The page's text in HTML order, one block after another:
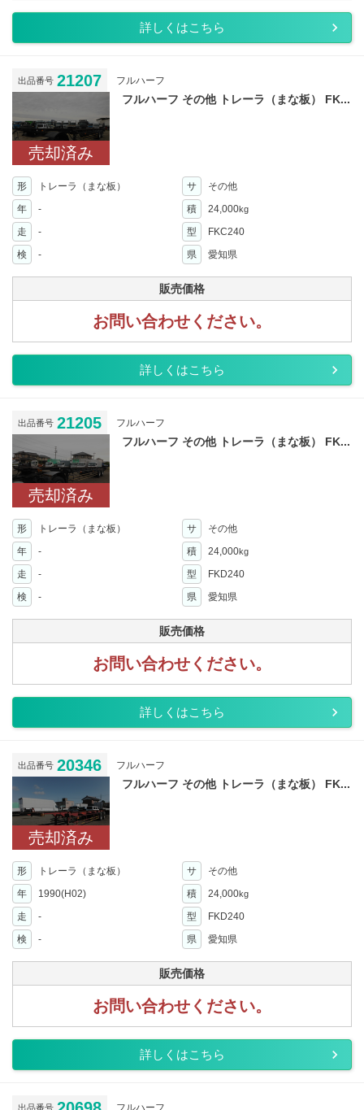
詳しくはこちら
出品番号 21207 フルハーフ
売却済み
フルハーフ その他 トレーラ（まな板） FK...
形 トレーラ（まな板） サ
その他
年
- 積 24,000kg
走 - 型
FKC240
検
- 県 愛知県
販売価格
お問い合わせください。
詳しくはこちら
出品番号 21205 フルハーフ
売却済み
フルハーフ その他 トレーラ（まな板） FK...
形 トレーラ（まな板） サ
その他
年
- 積 24,000kg
走 - 型
FKD240
検
- 県 愛知県
販売価格
お問い合わせください。
詳しくはこちら
出品番号 20346 フルハーフ
売却済み
フルハーフ その他 トレーラ（まな板） FK...
形 トレーラ（まな板） サ
その他
年
1990(H02) 積 24,000kg
走 - 型
FKD240
検
- 県 愛知県
販売価格
お問い合わせください。
詳しくはこちら
出品番号 フルハーフ